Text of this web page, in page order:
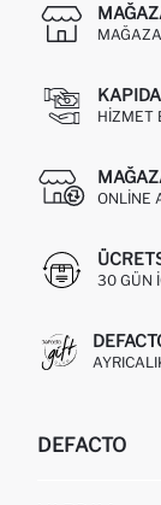
HIZMET
ONLINE
30 GÜN
DEFACTO